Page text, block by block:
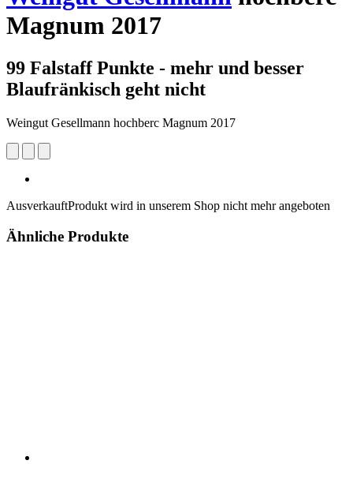
Magnum 2017
99 Falstaff Punkte - mehr und besser
Blaufränkisch geht nicht
Weingut Gesellmann hochberc Magnum 2017
AusverkauftProdukt wird in unserem Shop nicht mehr angeboten
Ähnliche Produkte